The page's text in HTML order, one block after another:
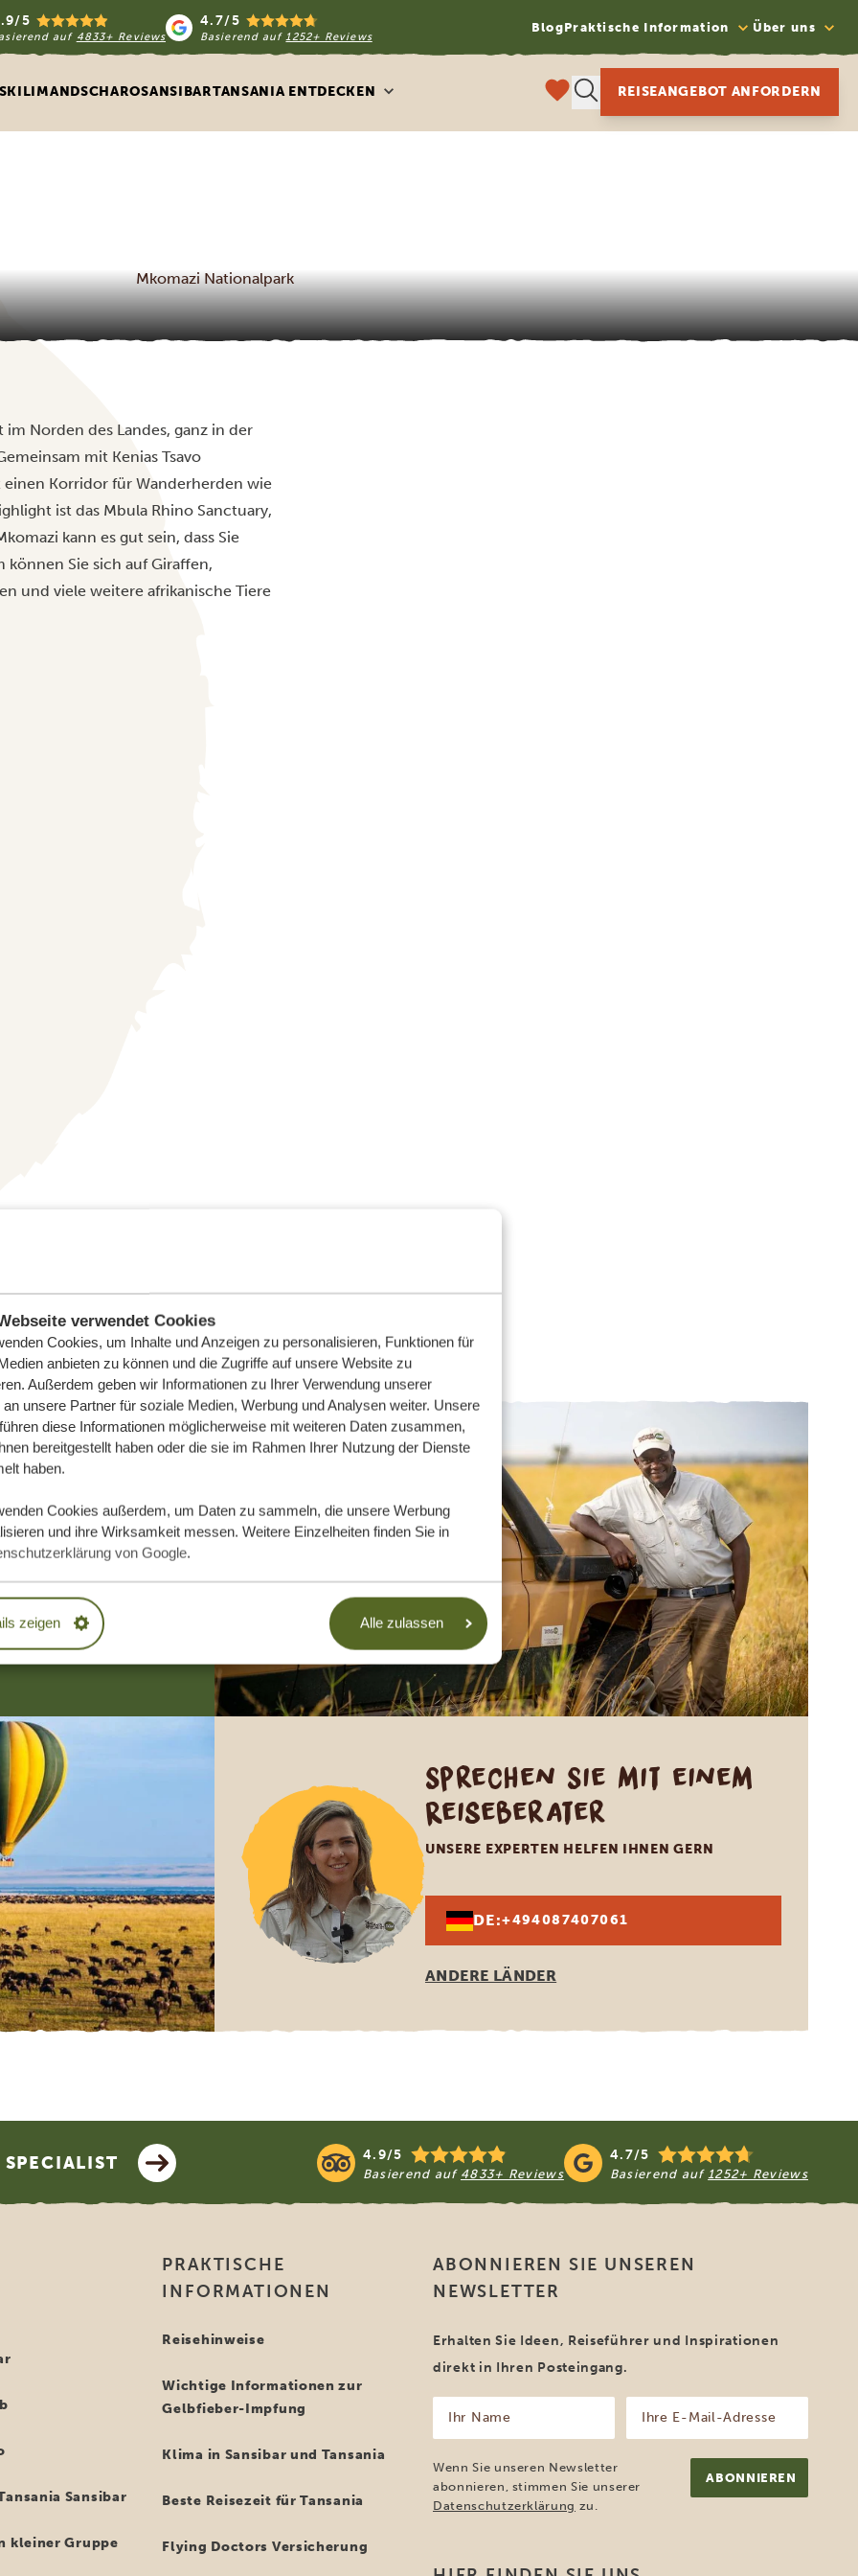
verwendet Cookies
Cookies, um Inhalte und Anzeigen zu personalisieren, Funktionen für
anbieten zu können und die Zugriffe auf unsere Website zu
Außerdem geben wir Informationen zu Ihrer Verwendung unserer
unsere Partner für soziale Medien, Werbung und Analysen weiter. Unsere
diese Informationen möglicherweise mit weiteren Daten zusammen,
bereitgestellt haben oder die sie im Rahmen Ihrer Nutzung der Dienste
haben.
Cookies außerdem, um Daten zu sammeln, die unsere Werbung
und ihre Wirksamkeit messen. Weitere Einzelheiten finden Sie in
von Google.
zeigen Alle zulassen
5
auf 4833+ Reviews
4.7/5
Basierend auf1252+ Reviews
BlogPraktische Information Über uns
KILIMANDSCHAROSANSIBARTANSANIA ENTDECKEN REISEANGEBOT ANFORDERN
Mkomazi Nationalpark
Norden des Landes, ganz in der
mit Kenias Tsavo
Korridor für Wanderherden wie
ist das Mbula Rhino Sanctuary,
kann es gut sein, dass Sie
können Sie sich auf Giraffen,
und viele weitere afrikanische Tiere
Sprechen Sie mit einem
Reiseberater
UNSERE EXPERTEN HELFEN IHNEN GERN
DE:+494087407061
ANDERE LÄNDER
4.9/5
Basierend auf 4833+ Reviews
4.7/5
Basierend auf 1252+ Reviews
Sansibar
kleiner Gruppe
PRAKTISCHE
INFORMATIONEN
Reisehinweise
Wichtige Informationen zur
Gelbfieber-Impfung
Klima in Sansibar und Tansania
Beste Reisezeit für Tansania
Flying Doctors Versicherung
ABONNIEREN SIE UNSEREN
NEWSLETTER
Erhalten Sie Ideen, Reiseführer und Inspirationen
direkt in Ihren Posteingang.
Name
(erforderlich)
Mail-
(erforderlich)
Wenn Sie unseren Newsletter
abonnieren, stimmen Sie unserer
Datenschutzerklärung zu.